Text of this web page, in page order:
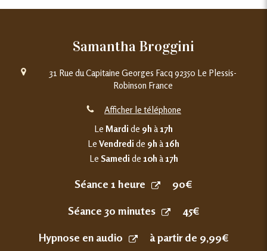
Samantha Broggini
31 Rue du Capitaine Georges Facq 92350 Le Plessis-
Robinson France
Afficher le téléphone
Le Mardi de 9h à17h
Le Vendredi de 9h à16h
Le Samedi de 10h à17h
Séance 1 heure 90€
Séance 30 minutes 45€
Hypnose en audio à partir de 9,99€